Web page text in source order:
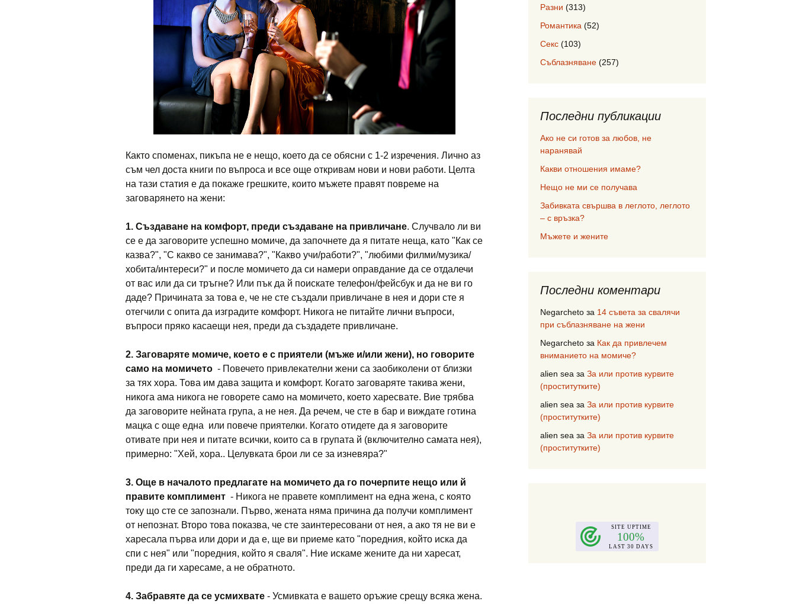
Както споменах, пикъпа не е нещо, което да се обясни с 1-2 изречения. Лично аз
съм чел доста книги по въпроса и все още откривам нови и нови работи. Целта
на тази статия е да покаже грешките, които мъжете правят повреме на
заговарянето на жени:
1. Създаване на комфорт, преди създаване на привличане. Случвало ли ви
се е да заговорите успешно момиче, да започнете да я питате неща, като "Как се
казва?", "С какво се занимава?", "Какво учи/работи?", "любими филми/музика/
хобита/интереси?" и после момичето да си намери оправдание да се отдалечи
от вас или да си тръгне? Или пък да й поискате телефон/фейсбук и да не ви го
даде? Причината за това е, че не сте създали привличане в нея и дори сте я
отегчили с опита да изградите комфорт. Никога не питайте лични въпроси,
въпроси пряко касаещи нея, преди да създадете привличане.
2. Заговаряте момиче, което е с приятели (мъже и/или жени), но говорите
само на момичето - Повечето привлекателни жени са заобиколени от близки
за тях хора. Това им дава защита и комфорт. Когато заговаряте такива жени,
никога ама никога не говорете само на момичето, което харесвате. Вие трябва
да заговорите нейната група, а не нея. Да речем, че сте в бар и виждате готина
мацка с още една или повече приятелки. Когато отидете да я заговорите
отивате при нея и питате всички, които са в групата й (включително самата нея),
примерно: "Хей, хора.. Целувката брои ли се за изневяра?"
3. Още в началото предлагате на момичето да го почерпите нещо или й
правите комплимент - Никога не правете комплимент на една жена, с която
току що сте се запознали. Първо, жената няма причина да получи комплимент
от непознат. Второ това показва, че сте заинтересовани от нея, а ако тя не ви е
харесала първа или дори и да е, ще ви приеме като "поредния, който иска да
спи с нея" или "поредния, който я сваля". Ние искаме жените да ни харесат,
преди да ги харесаме, а не обратното.
4. Забравяте да се усмихвате - Усмивката е вашето оръжие срещу всяка жена.
Разни (313)
Романтика (52)
Секс (103)
Съблазняване (257)
Последни публикации
Ако не си готов за любов, не
наранявай
Какви отношения имаме?
Нещо не ми се получава
Забивката свършва в леглото, леглото
– с връзка?
Мъжете и жените
Последни коментари
Negarcheto за 14 съвета за свалячи
при съблазняване на жени
Negarcheto за Как да привлечем
вниманието на момиче?
alien sea за За или против курвите
(проститутките)
alien sea за За или против курвите
(проститутките)
alien sea за За или против курвите
(проститутките)